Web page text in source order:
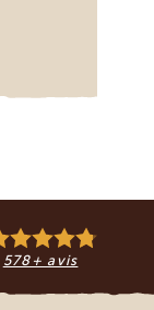
578+ avis